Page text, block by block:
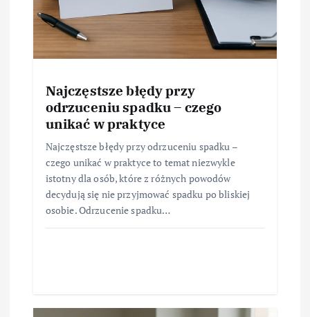
Najczęstsze błędy przy
odrzuceniu spadku – czego
unikać w praktyce
Najczęstsze błędy przy odrzuceniu spadku –
czego unikać w praktyce to temat niezwykle
istotny dla osób, które z różnych powodów
decydują się nie przyjmować spadku po bliskiej
osobie. Odrzucenie spadku…